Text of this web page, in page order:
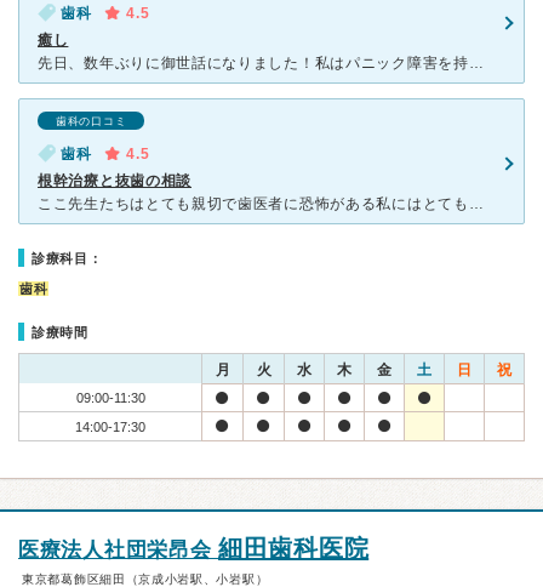
歯科
4.5
癒し
先日、数年ぶりに御世話になりました！私はパニック障害を持っていて、歯科が凄く怖かった為、虫歯も多く先生に見せるのも抵抗ある中、こちらの先生は、麻酔も完璧で、まったく痛みも感じなく、そしてあっとゆう間に
歯科の口コミ
歯科
4.5
根幹治療と抜歯の相談
ここ先生たちはとても親切で歯医者に恐怖がある私にはとても安心することが出来ました。歯の状況、今後の治療方針も何通りか治療方法を示してくださりとても信頼がもてます。 私は根幹治療で歯に穴をあけさらにガ
診療科目：
歯科
診療時間
月 火 水 木 金 土 日 祝
09:00-11:30
14:00-17:30
医療法人社団栄昂会 細田歯科医院
東京都葛飾区細田（京成小岩駅、小岩駅）